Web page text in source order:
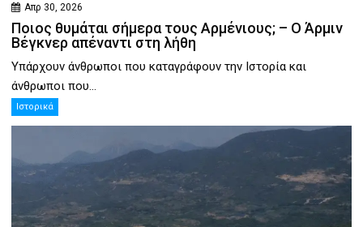
Απρ 30, 2026
Ποιος θυμάται σήμερα τους Αρμένιους; – Ο Άρμιν
Βέγκνερ απέναντι στη λήθη
Υπάρχουν άνθρωποι που καταγράφουν την Ιστορία και
άνθρωποι που...
Ιστορικά